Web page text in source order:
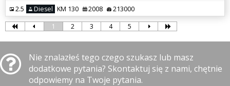
2.5 Diesel KM 130 2008 213000
1 2 3 4 5
Nie znalazłeś tego czego szukasz lub masz
dodatkowe pytania? Skontaktuj się z nami, chętnie
odpowiemy na Twoje pytania.